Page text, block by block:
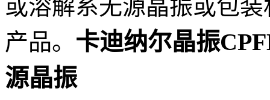
或溶解系无源晶振或包
产品。 卡迪纳尔晶振
源晶振